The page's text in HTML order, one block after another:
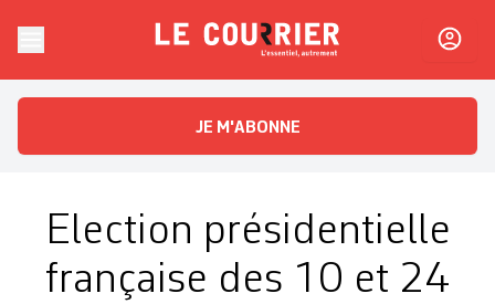
Le CourrierL'essentiel, autrement
JE M'ABONNE
Election présidentielle
française des 10 et 24